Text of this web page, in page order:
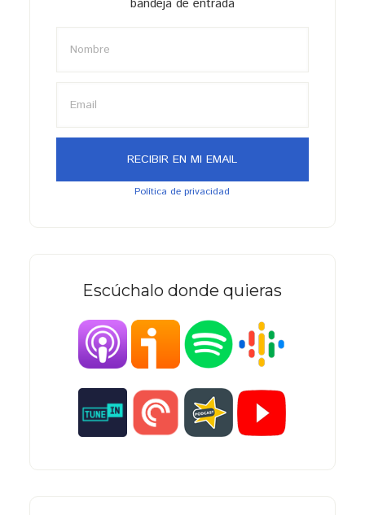
bandeja de entrada
Política de privacidad
Escúchalo donde quieras